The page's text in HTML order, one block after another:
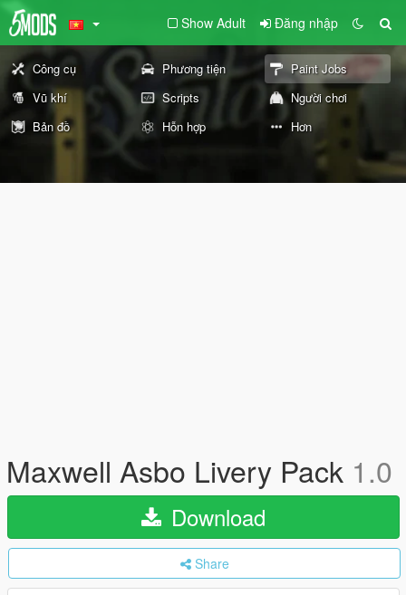
Show Adult Đăng nhập
Công cụ Phương tiện
Paint Jobs
Vũ khí
Scripts
Người chơi
Bản đồ
Hỗn hợp Hơn
Maxwell Asbo Livery Pack 1.0
Download
Share